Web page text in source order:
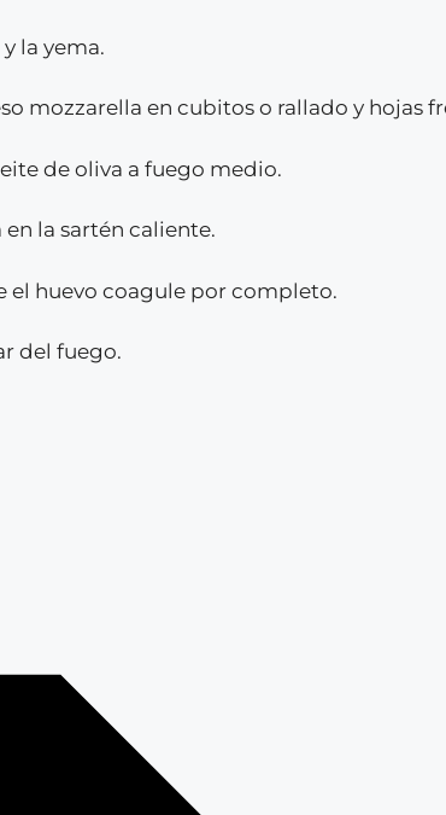
la yema.
mozzarella en cubitos o rallado y hojas
de oliva a fuego medio.
la sartén caliente.
el huevo coagule por completo.
del fuego.